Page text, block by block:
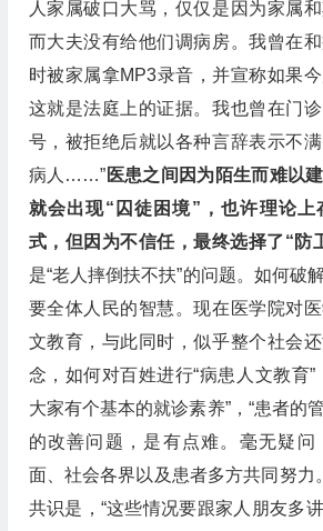
人家属破口大骂，仅仅是因为家属
而大夫没有给他们调病房。我曾在
时被家属拿MP3录音，并宣称如果
这就是法庭上的证据。我也曾在门
号，被拒绝后就以各种言辞表示不
病人……” 医患之间因为陌生而难以
就会出现“囚徒困境”，也许理论上
式，但因为不信任，最终选择了“防
是“老人摔倒扶不扶”的问题。如何破
要全体人民的智慧。现在医学院对
文教育，与此同时，似乎整个社会
念，如何对百姓进行“病患人文教育”
大家有个基本的就诊素养”，“患者的
的改善问题，是有点难。毫无疑问
面、社会各界以及患者多方共同努力
共识是，“这些情况要跟家人朋友多